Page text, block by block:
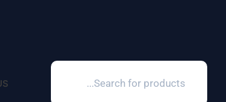
search